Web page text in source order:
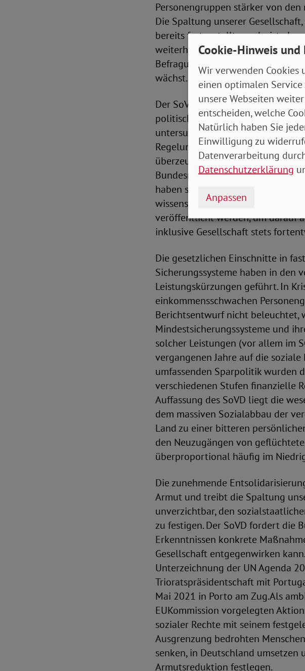
Personengruppen stärker von
Die Spaltung unserer
bereits festgestellt wurde, ist
weiterhin vorhanden – vor allem
Befragungen im ARB, dass die
wächst.
Der SoVD regt dringend an, die
politischen Maßnahmen auf ihre
untersuchen. Das gilt in
Regelungen für Armutsbetroffene
überzeugt, dass es mit den
Bundesregierung nicht gelingen
haben sich aus Sicht des SoVD
wissenschaftlichen Erkenntnisse
veröffentlicht werden, um darauf
inklusive Gesellschaft stets
Die gesetzlichen Einschnitte in
Sicherungssysteme haben in den
Leistungskürzungen geführt. In
einkommensschwachen
Berichtsentwurf nicht beleuchtet,
Mindestsicherungssysteme und
solcher Leistungen (vor allem im
vergangenen Jahre auf die
umfassenden Sparpolitik wurden
verschiedenen Stufen finanzielle
Auffassung des SoVD liegt die
dem massiven Sozialabbau der
Land zu einer bitteren
den Neuzugängen von
überproportional häufig im
Die zunehmende
Armut und treibt die Spaltung
unverzichtbar, den
zu festigen. Der SoVD fordert die
Erkenntnissen konkrete
Gesellschaft entgegenwirken
Unterzeichnung der UN Agenda
Trioratspräsidentschaft mit
Mai 2021 in Porto am Zug.Als
EUKommission vorgelegten
sozialer Rechte mit seinem
Ausgrenzung bedrohten
senken, in Deutschland
Armutsreduktion festlegen.
Cookie-Hinweis
Wir verwenden
einen optimalen
unsere Webseiten
entscheiden, welche
Natürlich haben Sie
Einwilligung zu
Datenverarbeitung
Datenschutzerklärung
Anpassen